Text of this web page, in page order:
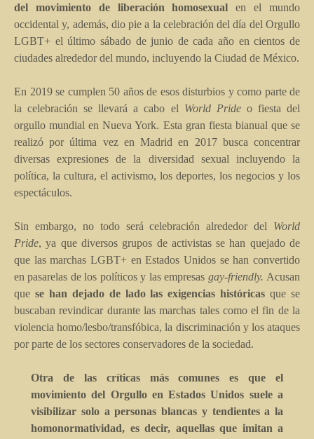
del movimiento de liberación homosexual en el mundo
occidental y, además, dio pie a la celebración del día del Orgullo
LGBT+ el último sábado de junio de cada año en cientos de
ciudades alrededor del mundo, incluyendo la Ciudad de México.
En 2019 se cumplen 50 años de esos disturbios y como parte de
la celebración se llevará a cabo el World Pride o fiesta del
orgullo mundial en Nueva York. Esta gran fiesta bianual que se
realizó por última vez en Madrid en 2017 busca concentrar
diversas expresiones de la diversidad sexual incluyendo la
política, la cultura, el activismo, los deportes, los negocios y los
espectáculos.
Sin embargo, no todo será celebración alrededor del World
Pride, ya que diversos grupos de activistas se han quejado de
que las marchas LGBT+ en Estados Unidos se han convertido
en pasarelas de los políticos y las empresas gay-friendly. Acusan
que se han dejado de lado las exigencias históricasque se
buscaban revindicar durante las marchas tales como el fin de la
violencia homo/lesbo/transfóbica, la discriminación y los ataques
por parte de los sectores conservadores de la sociedad.
Otra de las críticas más comunes es que el
movimiento del Orgullo en Estados Unidos suele a
visibilizar solo a personas blancas y tendientes a la
homonormatividad, es decir, aquellas que imitan a